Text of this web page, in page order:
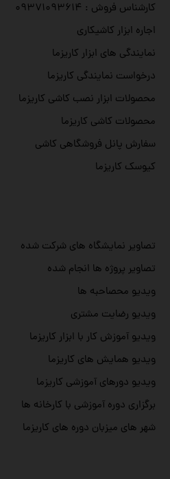
تصاویر نمایشگاه های شرکت شده
تصاویر پروژه ها انجام شده
ویدیو محصاحبه ها
ویدیو رضایت مشتری
ویدیو آموزش کار با ابزار کاریزما
ویدیو همایش های کاریزما
ویدیو دورهای آموزشی کاریزما
برگزاری دوره آموزشی با کارخانه ها
شهر های میزبان دوره های کاریزما
کارشناس فروش : ۰۹۳۷۱۰۹۳۶۱۴
اجاره ابزار کاشیکاری
نمایندگی های ابزار کاریزما
درخواست نمایندگی کاریزما
محصولات ابزار نصب کاشی کاریزما
محصولات کاشی کاریزما
سفارش پانل فروشگاهی کاشی
کیوسک کاریزما